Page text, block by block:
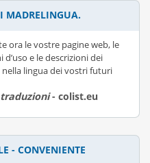
MADRELINGUA.
ora le vostre pagine web, le
d’uso e le descrizioni dei
lingua dei vostri futuri
- colist.eu
- CONVENIENTE